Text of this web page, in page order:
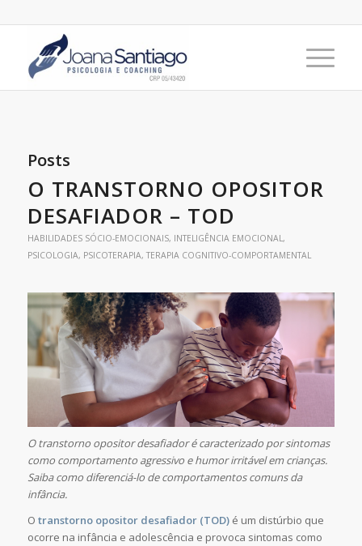
Posts
O TRANSTORNO OPOSITOR
DESAFIADOR – TOD
HABILIDADES SÓCIO-EMOCIONAIS, INTELIGÊNCIA EMOCIONAL,
PSICOLOGIA, PSICOTERAPIA, TERAPIA COGNITIVO-COMPORTAMENTAL
O transtorno opositor desafiador é caracterizado por sintomas
como comportamento agressivo e humor irritável em crianças.
Saiba como diferenciá-lo de comportamentos comuns da
infância.
O transtorno opositor desafiador (TOD)é um distúrbio que
ocorre na infância e adolescência e provoca sintomas como